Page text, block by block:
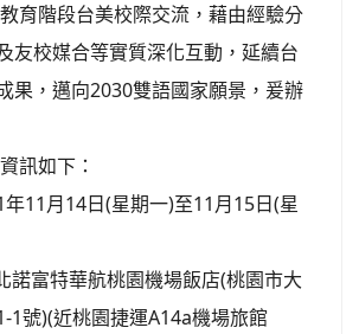
育階段台美校際交流，藉由經驗分
友校媒合等實質深化互動，延續台
果，邁向2030雙語國家願景，爰辦
訊如下：
11月14日(星期一)至11月15日(星
諾富特華航桃園機場飯店(桃園市大
1號)(近桃園捷運A14a機場旅館